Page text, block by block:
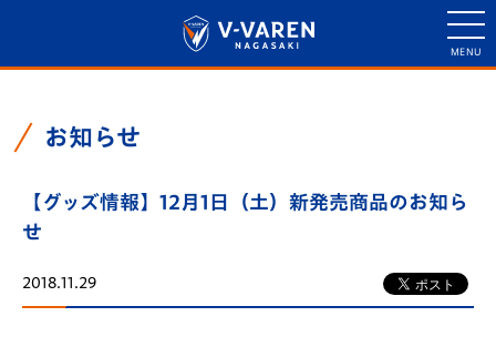
お知らせ
【グッズ情報】12月1日（土）新発売商品のお知ら
せ
2018.11.29